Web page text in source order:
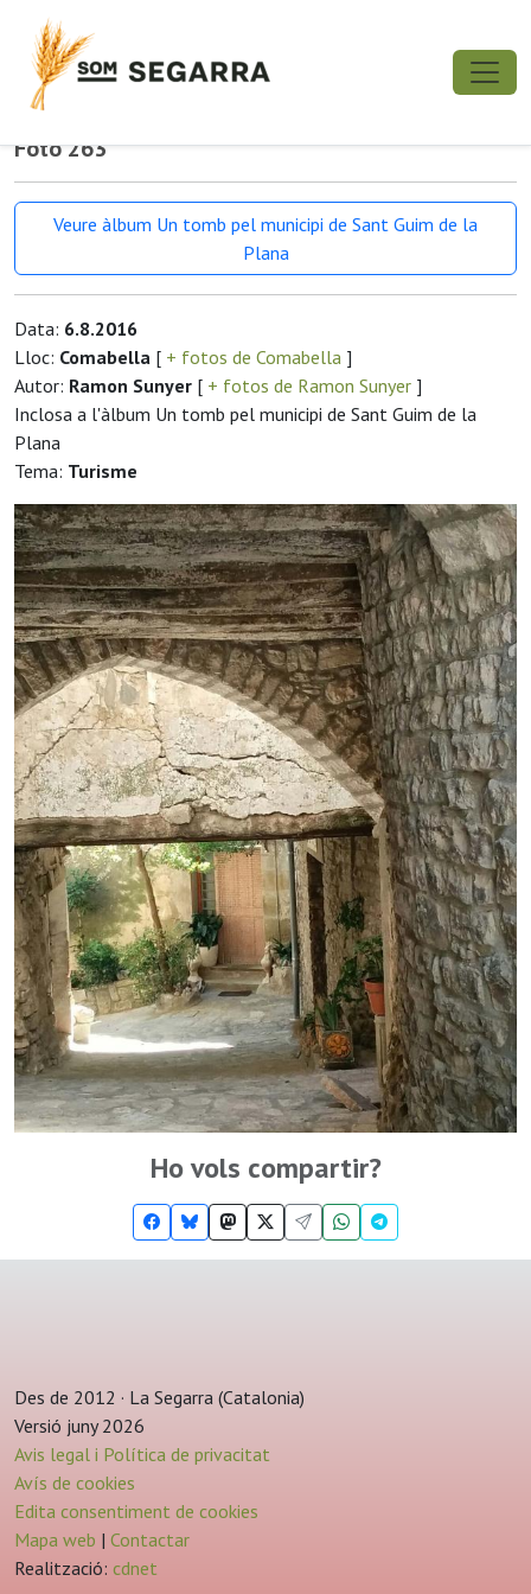
Foto 263
Veure àlbum Un tomb pel municipi de Sant Guim de la
Plana
Data: 6.8.2016
Lloc: Comabella [ + fotos de Comabella ]
Autor: Ramon Sunyer [ + fotos de Ramon Sunyer ]
Inclosa a l'àlbum Un tomb pel municipi de Sant Guim de la
Plana
Tema: Turisme
Ho vols compartir?
Des de 2012 · La Segarra (Catalonia)
Versió juny 2026
Avis legal i Política de privacitat
Avís de cookies
Edita consentiment de cookies
Mapa web | Contactar
Realització: cdnet